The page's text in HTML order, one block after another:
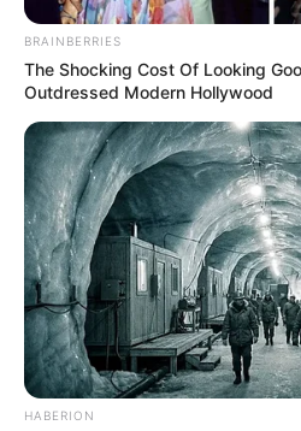
BRAINBERRIES
The Shocking Cost Of Looking
Outdressed Modern Hollywood
HABERION